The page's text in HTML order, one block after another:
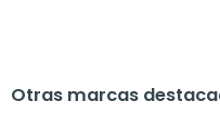
Otras marcas